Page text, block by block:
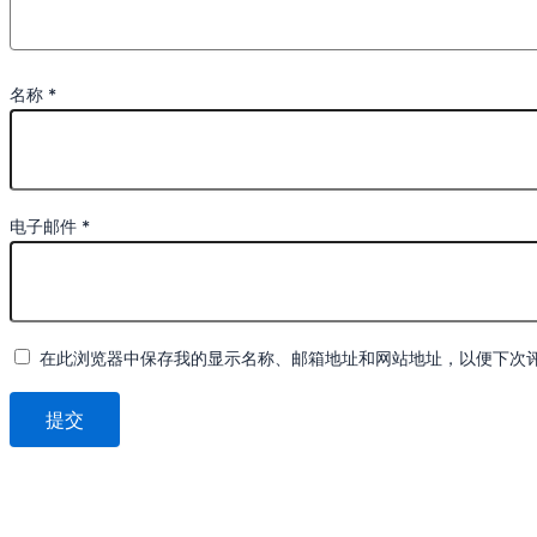
名称 *
电子邮件 *
在此浏览器中保存我的显示名称、邮箱地址和网站地址，以便下次